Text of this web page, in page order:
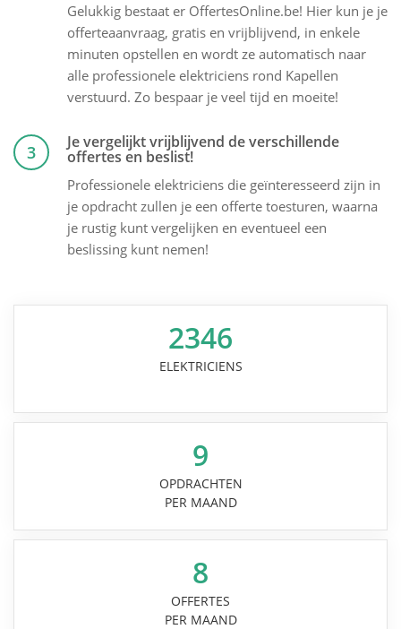
Gelukkig bestaat er OffertesOnline.be! Hier kun je je
offerteaanvraag, gratis en vrijblijvend, in enkele
minuten opstellen en wordt ze automatisch naar
alle professionele elektriciens rond Kapellen
verstuurd. Zo bespaar je veel tijd en moeite!
3 Je vergelijkt vrijblijvend de verschillende
offertes en beslist!
Professionele elektriciens die geïnteresseerd zijn in
je opdracht zullen je een offerte toesturen, waarna
je rustig kunt vergelijken en eventueel een
beslissing kunt nemen!
2346
ELEKTRICIENS
9
OPDRACHTEN
PER MAAND
8
OFFERTES
PER MAAND